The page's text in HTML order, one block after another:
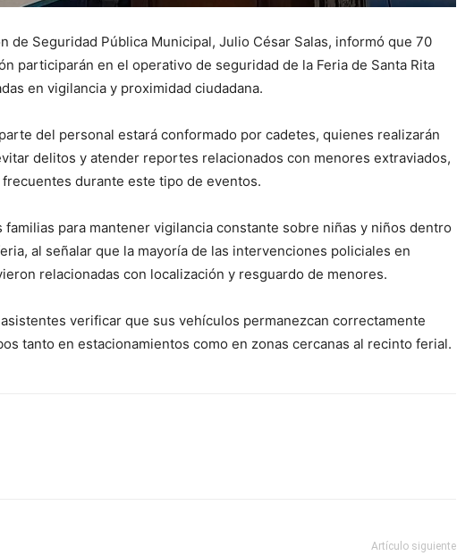
de Seguridad Pública Municipal, Julio César Salas, informó que 70
participarán en el operativo de seguridad de la Feria de Santa Rita
en vigilancia y proximidad ciudadana.
del personal estará conformado por cadetes, quienes realizarán
delitos y atender reportes relacionados con menores extraviados,
durante este tipo de eventos.
familias para mantener vigilancia constante sobre niñas y niños dentro
al señalar que la mayoría de las intervenciones policiales en
relacionadas con localización y resguardo de menores.
verificar que sus vehículos permanezcan correctamente
tanto en estacionamientos como en zonas cercanas al recinto ferial.
Artículo siguiente